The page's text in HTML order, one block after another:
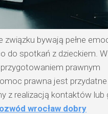
związku bywają pełne
do spotkań z dzieckiem. W
prawnym
prawna jest przydatne
z realizacją kontaktów lub
wrocław dobry